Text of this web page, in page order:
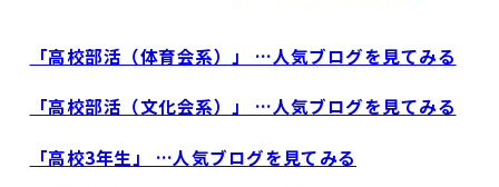
「高校部活（体育会系）」 …人気ブログを見てみる
「高校部活（文化会系）」 …人気ブログを見てみる
「高校3年生」 …人気ブログを見てみる